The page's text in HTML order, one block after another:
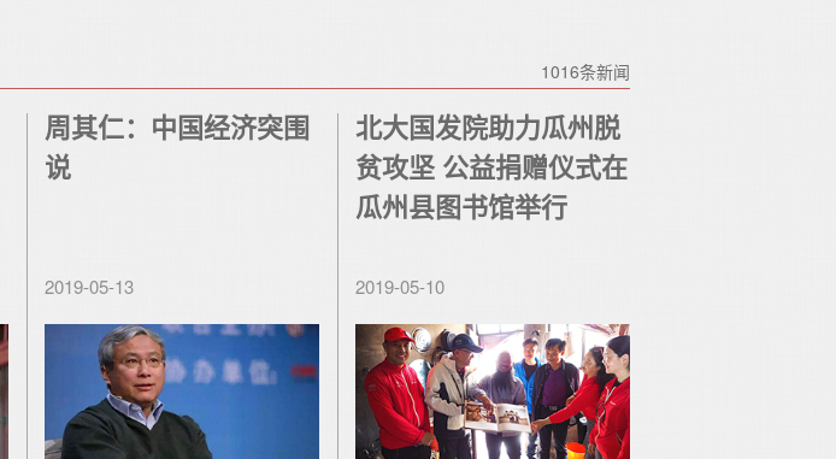
1016条新闻
周其仁：中国经济突围
说
2019-05-13
北大国发院助力瓜州脱
贫攻坚 公益捐赠仪式在
瓜州县图书馆举行
2019-05-10